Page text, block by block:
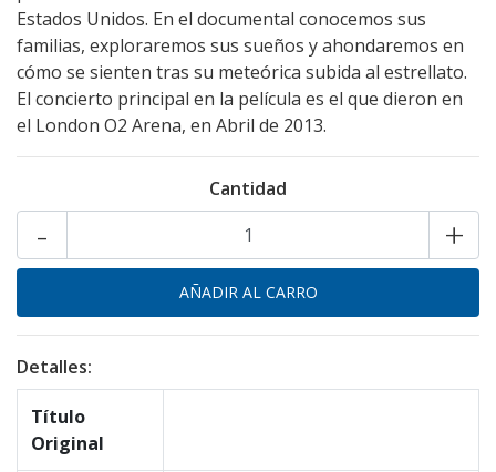
Estados Unidos. En el documental conocemos sus
familias, exploraremos sus sueños y ahondaremos en
cómo se sienten tras su meteórica subida al estrellato.
El concierto principal en la película es el que dieron en
el London O2 Arena, en Abril de 2013.
Cantidad
+
-
Detalles:
Título
Original